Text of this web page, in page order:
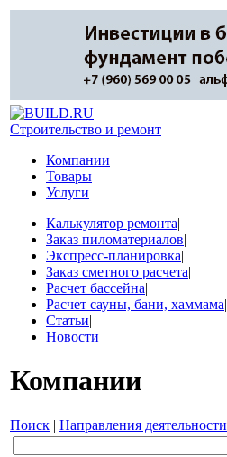
Строительство и ремонт
Компании
Товары
Услуги
Калькулятор ремонта|
Заказ пиломатериалов|
Экспресс-планировка|
Заказ сметного расчета|
Расчет бассейна|
Расчет сауны, бани, хаммама|
Статьи|
Новости
Компании
Поиск | Направления деятельности